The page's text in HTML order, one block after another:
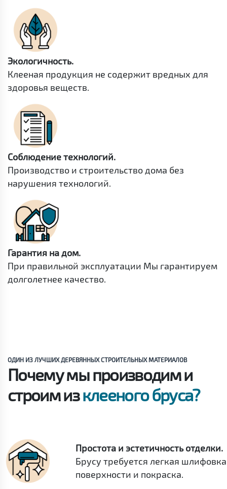
Экологичность.
Клееная продукция не содержит вредных для
здоровья веществ.
Соблюдение технологий.
Производство и строительство дома без
нарушения технологий.
Гарантия на дом.
При правильной эксплуатации Мы гарантируем
долголетнее качество.
ОДИН ИЗ ЛУЧШИХ ДЕРЕВЯННЫХ СТРОИТЕЛЬНЫХ МАТЕРИАЛОВ
Почему мы производим и
строим изклееного бруса?
Простота и эстетичность отделки.
Брусу требуется легкая шлифовка
поверхности и покраска.